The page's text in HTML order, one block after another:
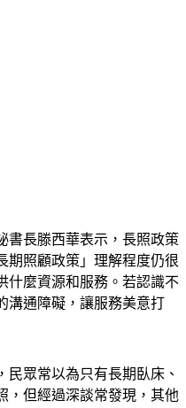
書長滕西華表示，長照政策
期照顧政策」理解程度仍很
什麼資源和服務。若認識不
溝通障礙，讓服務美意打
民眾常以為只有長期臥床、
，但經過深談常發現，其他